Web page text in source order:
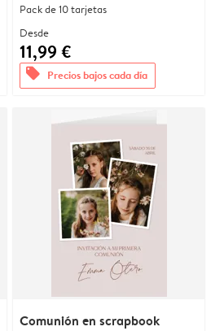
Pack de 10 tarjetas
Desde
11,99 €
offers Precios bajos cada día
Comunión en scrapbook